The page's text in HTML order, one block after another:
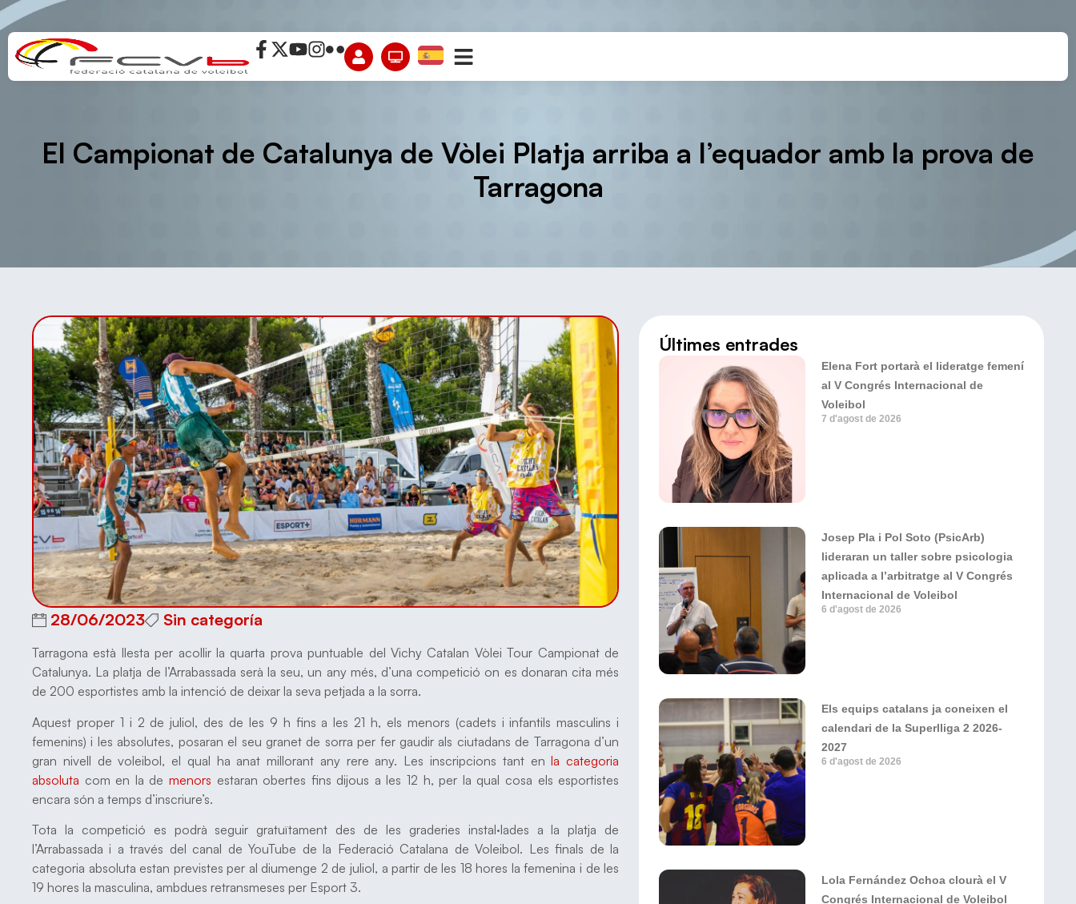
El Campionat de Catalunya de Vòlei Platja arriba a l’equador amb la prova de
Tarragona
28/06/2023 Sin categoría
Tarragona està llesta per acollir la quarta prova puntuable del Vichy Catalan Vòlei Tour Campionat de
Catalunya. La platja de l’Arrabassada serà la seu, un any més, d’una competició on es donaran cita més
de 200 esportistes amb la intenció de deixar la seva petjada a la sorra.
Aquest proper 1 i 2 de juliol, des de les 9 h fins a les 21 h, els menors (cadets i infantils masculins i
femenins) i les absolutes, posaran el seu granet de sorra per fer gaudir als ciutadans de Tarragona d’un
gran nivell de voleibol, el qual ha anat millorant any rere any. Les inscripcions tant enla categoria
absoluta com en la de menors estaran obertes fins dijous a les 12 h, per la qual cosa els esportistes
encara són a temps d’inscriure’s.
Tota la competició es podrà seguir gratuïtament des de les graderies instal·lades a la platja de
l’Arrabassada i a través del canal de YouTube de la Federació Catalana de Voleibol. Les finals de la
categoria absoluta estan previstes per al diumenge 2 de juliol, a partir de les 18 hores la femenina i de les
19 hores la masculina, ambdues retransmeses per Esport 3.
Últimes entrades
Elena Fort portarà el lideratge femení
al V Congrés Internacional de
Voleibol
7 d'agost de 2026
Josep Pla i Pol Soto (PsicArb)
lideraran un taller sobre psicologia
aplicada a l’arbitratge al V Congrés
Internacional de Voleibol
6 d'agost de 2026
Els equips catalans ja coneixen el
calendari de la Superlliga 2 2026-
2027
6 d'agost de 2026
Lola Fernández Ochoa clourà el V
Congrés Internacional de Voleibol